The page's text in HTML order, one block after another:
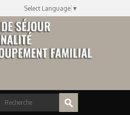
Select Language ▼